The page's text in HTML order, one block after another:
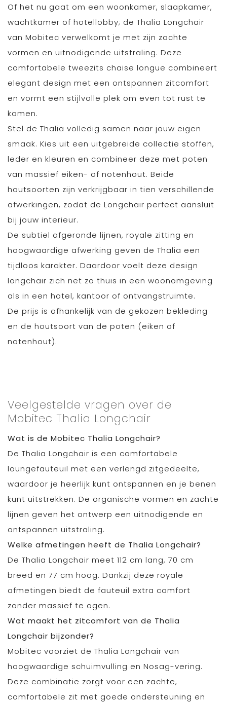
Of het nu gaat om een woonkamer, slaapkamer,
wachtkamer of hotellobby; de Thalia Longchair
van Mobitec verwelkomt je met zijn zachte
vormen en uitnodigende uitstraling. Deze
comfortabele tweezits chaise longue combineert
elegant design met een ontspannen zitcomfort
en vormt een stijlvolle plek om even tot rust te
komen.
Stel de Thalia volledig samen naar jouw eigen
smaak. Kies uit een uitgebreide collectie stoffen,
leder en kleuren en combineer deze met poten
van massief eiken- of notenhout. Beide
houtsoorten zijn verkrijgbaar in tien verschillende
afwerkingen, zodat de Longchair perfect aansluit
bij jouw interieur.
De subtiel afgeronde lijnen, royale zitting en
hoogwaardige afwerking geven de Thalia een
tijdloos karakter. Daardoor voelt deze design
longchair zich net zo thuis in een woonomgeving
als in een hotel, kantoor of ontvangstruimte.
De prijs is afhankelijk van de gekozen bekleding
en de houtsoort van de poten (eiken of
notenhout).
Veelgestelde vragen over de
Mobitec Thalia Longchair
Wat is de Mobitec Thalia Longchair?
De Thalia Longchair is een comfortabele
loungefauteuil met een verlengd zitgedeelte,
waardoor je heerlijk kunt ontspannen en je benen
kunt uitstrekken. De organische vormen en zachte
lijnen geven het ontwerp een uitnodigende en
ontspannen uitstraling.
Welke afmetingen heeft de Thalia Longchair?
De Thalia Longchair meet 112 cm lang, 70 cm
breed en 77 cm hoog. Dankzij deze royale
afmetingen biedt de fauteuil extra comfort
zonder massief te ogen.
Wat maakt het zitcomfort van de Thalia
Longchair bijzonder?
Mobitec voorziet de Thalia Longchair van
hoogwaardige schuimvulling en Nosag-vering.
Deze combinatie zorgt voor een zachte,
comfortabele zit met goede ondersteuning en